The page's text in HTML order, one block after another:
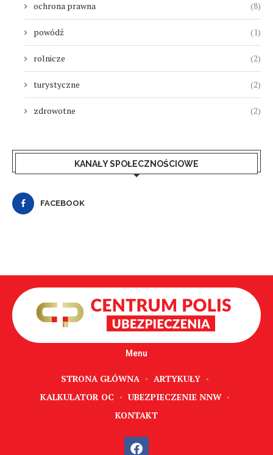
ochrona prawna (8)
powódź (1)
rolnicze (2)
turystyczne (2)
zdrowotne (2)
KANAŁY SPOŁECZNOŚCIOWE
FACEBOOK
Menu
STRONA GŁÓWNA
ARTYKUŁY
KALKULATOR OC
UBEZPIECZENIE NNW
KONTAKT